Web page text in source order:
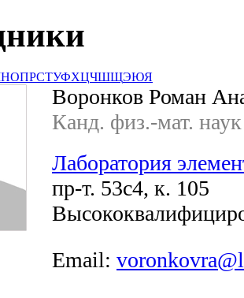
НОПРСТУФХЦЧШЩЭЮЯ
Воронков Роман
Канд. физ.-мат. наук
Лаборатория
пр-т. 53с4, к. 105
Email: